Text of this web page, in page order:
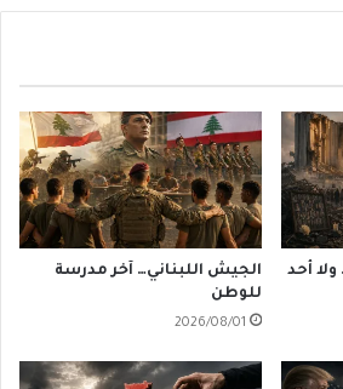
أحد
الجيش اللبناني… آخر مدرسة
للوطن
2026/08/01